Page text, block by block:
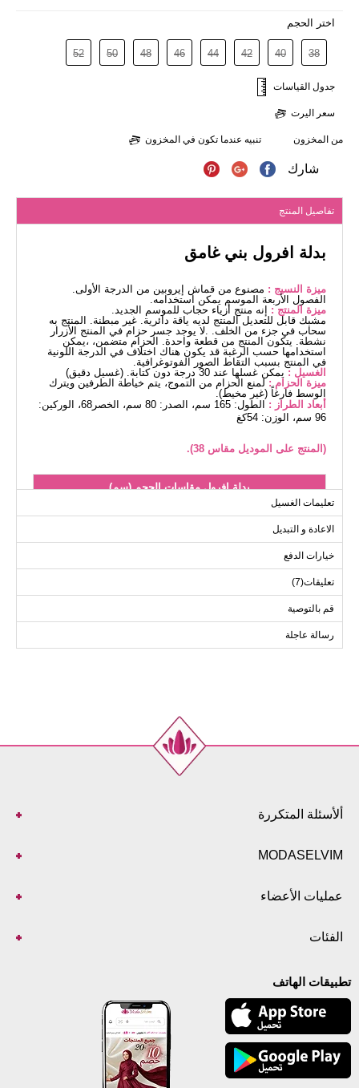
اختر الحجم
38
40
42
44
46
48
50
52
جدول القياسات
سعر اليرت
من المخزون تنبيه عندما تكون في المخزون
شارك
تفاصيل المنتج
بدلة افرول بني غامق
ميزة النسيج : مصنوع من قماش إيروبين من الدرجة الأولى.
الفصول الأربعة الموسم يمكن استخدامه.
ميزة المنتج : إنه منتج أزياء حجاب للموسم الجديد.
مشبك قابل للتعديل المنتج لديه ياقة دائرية. غير مبطنة. المنتج به
سحاب في جزء من الخلف. .لا يوجد جسر حزام في المنتج الأزرار
نشطة. يتكون المنتج من قطعة واحدة. الحزام متضمن، ،يمكن
استخدامها حسب الرغبة قد يكون هناك اختلاف في الدرجة اللونية
في المنتج بسبب التقاط الصور الفوتوغرافية.
الغسيل : يمكن غسلها عند 30 درجة دون كتابة. (غسيل دقيق)
ميزة الحزام : لمنع الحزام من التموج، يتم خياطة الطرفين ويترك
الوسط فارغاً (غير مخيط).
أبعاد الطراز :
الطول: 165 سم، الصدر: 80 سم، الخصر68، الوركين:
96 سم، الوزن: 54كغ
(المنتج على الموديل مقاس 38).
بدلة افرول مقاسات الحجم (سم)
الحجم
38
40
42
104
84
141
44
108
88
141
46
48
تعليمات الغسيل
الاعادة و التبديل
خيارات الدفع
تعليقات(7)
قم بالتوصية
رسالة عاجلة
ألأسئلة المتكررة
MODASELVIM
عمليات الأعضاء
الفئات
تطبيقات الهاتف